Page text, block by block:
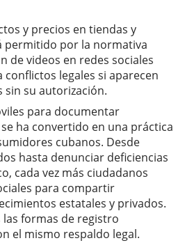
y precios en tiendas y
permitido por la normativa
de videos en redes sociales
legales si aparecen
su autorización.
para documentar
ha convertido en una práctica
cubanos. Desde
hasta denunciar deficiencias
cada vez más ciudadanos
para compartir
estatales y privados.
formas de registro
el mismo respaldo legal.